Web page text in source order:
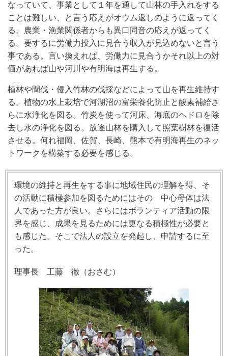
なっていて、事業として１年を通して山林の手入れをする
ことは難しい、と言う応えがオウム返しのように返ってく
る。農業・漁業関係者からも異口同音の応えが返ってく
る。要するに労働力投入に見合う収入が見込めないと言う
事である。言い換えれば、労働力に見合うかそれ以上の対
価があれば山や河川や有明海は再生する。
植林や間伐・侵入竹林の伐採などによって山を再生維持す
る。植物の水上栽培で河湖沼の富栄養化防止と酸素補給さ
らに水浄化を図る。竹炭を使って河床、海底のヘドロを除
去し水の浄化を図る。放逐山林を購入して照葉樹林を復活
させる。何れ福岡、佐賀、長崎、熊本で有明海再生のネッ
トワークを構築する必要を感じる。
環境の維持と再生をする事に地域住民の理解を得、そ
の活動に積極参加を図るためにはその 中心母体は法
人であった方が良い。さらにはボランティア活動の限
界を感じ、成果を見るためには更なる積極性が必要と
も感じた。そこで法人の設立を発起し、申請するに至
った。
理事長 工藤 徹（おさむ）